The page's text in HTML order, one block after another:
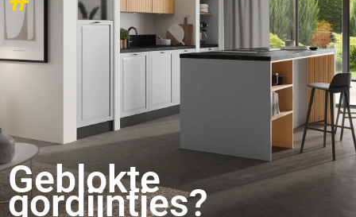
Geblokte
gordijntjes?